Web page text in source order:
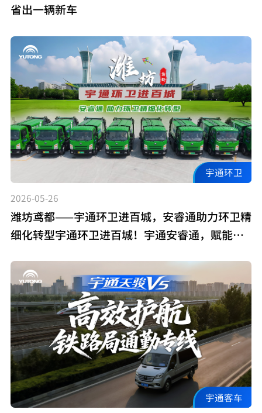
省出一辆新车
宇通环卫
2026-05-26
潍坊鸢都——宇通环卫进百城，安睿通助力环卫精
细化转型宇通环卫进百城！宇通安睿通，赋能潍
下生动注脚，助力城市洁净新风貌
宇通客车